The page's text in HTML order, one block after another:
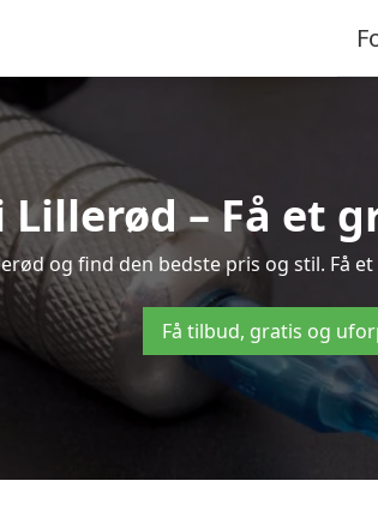
– Få et
og find den bedste pris og stil. Få
Få tilbud, gratis og